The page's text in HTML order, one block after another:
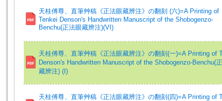
天桂傅尊、直筆艸稿《正法眼藏辨注》の翻刻 (六)=A Printing of
Tenkei Denson's Handwritten Manuscript of the Shobogenzo-
Benchu(正法眼藏辨注)(VI)
天桂傅尊、直筆艸稿《正法眼藏辨注》の翻刻(一)=A Printing of
Denson's Handwritten Manuscript of the Shobogenzo-Benchu(
藏辨注) (I)
天桂傅尊、直筆艸稿《正法眼藏辨注》の翻刻(四)=A Printing of